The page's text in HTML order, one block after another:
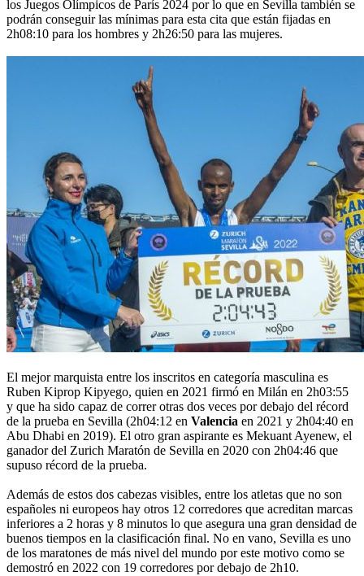
los Juegos Olímpicos de París 2024 por lo que en Sevilla también se
podrán conseguir las mínimas para esta cita que están fijadas en
2h08:10 para los hombres y 2h26:50 para las mujeres.
El mejor marquista entre los inscritos en categoría masculina es
Ruben Kiprop Kipyego, quien en 2021 firmó en Milán en 2h03:55
y que ha sido capaz de correr otras dos veces por debajo del récord
de la prueba en Sevilla (2h04:12 en Valencia en 2021 y 2h04:40 en
Abu Dhabi en 2019). El otro gran aspirante es Mekuant Ayenew, el
ganador del Zurich Maratón de Sevilla en 2020 con 2h04:46 que
supuso récord de la prueba.
Además de estos dos cabezas visibles, entre los atletas que no son
españoles ni europeos hay otros 12 corredores que acreditan marcas
inferiores a 2 horas y 8 minutos lo que asegura una gran densidad de
buenos tiempos en la clasificación final. No en vano, Sevilla es uno
de los maratones de más nivel del mundo por este motivo como se
demostró en 2022 con 19 corredores por debajo de 2h10.